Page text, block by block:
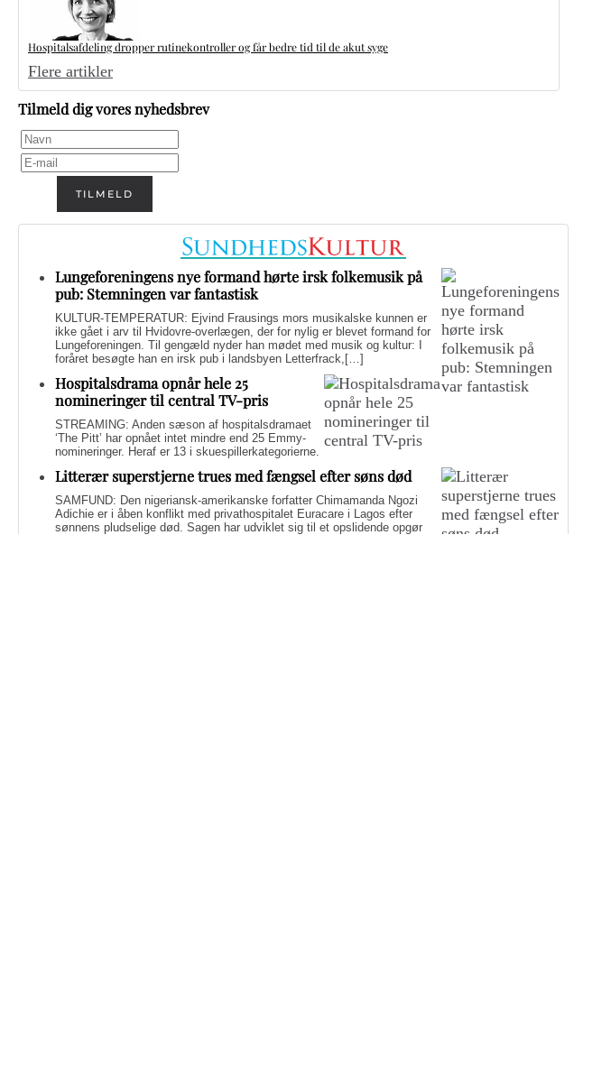
Hospitalsafdeling dropper rutinekontroller og får bedre tid til de akut syge
Flere artikler
Tilmeld dig vores nyhedsbrev
TILMELD
Lungeforeningens nye formand hørte irsk folkemusik på
pub: Stemningen var fantastisk
KULTUR-TEMPERATUR: Ejvind Frausings mors musikalske kunnen er
ikke gået i arv til Hvidovre-overlægen, der for nylig er blevet formand for
Lungeforeningen. Til gengæld nyder han mødet med musik og kultur: I
foråret besøgte han en irsk pub i landsbyen Letterfrack,[…]
Hospitalsdrama opnår hele 25
nomineringer til central TV-pris
STREAMING: Anden sæson af hospitalsdramaet
‘The Pitt’ har opnået intet mindre end 25 Emmy-
nomineringer. Heraf er 13 i skuespillerkategorierne.
Litterær superstjerne trues med fængsel efter søns død
SAMFUND: Den nigeriansk-amerikanske forfatter Chimamanda Ngozi
Adichie er i åben konflikt med privathospitalet Euracare i Lagos efter
sønnens pludselige død. Sagen har udviklet sig til et opslidende opgør